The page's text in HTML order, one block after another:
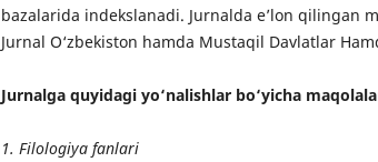
bazalarida indekslanadi. Jurnalda e’lon qilingan
Jurnal O‘zbekiston hamda Mustaqil Davlatlar
Jurnalga quyidagi yo‘nalishlar bo‘yicha
1. Filologiya fanlari